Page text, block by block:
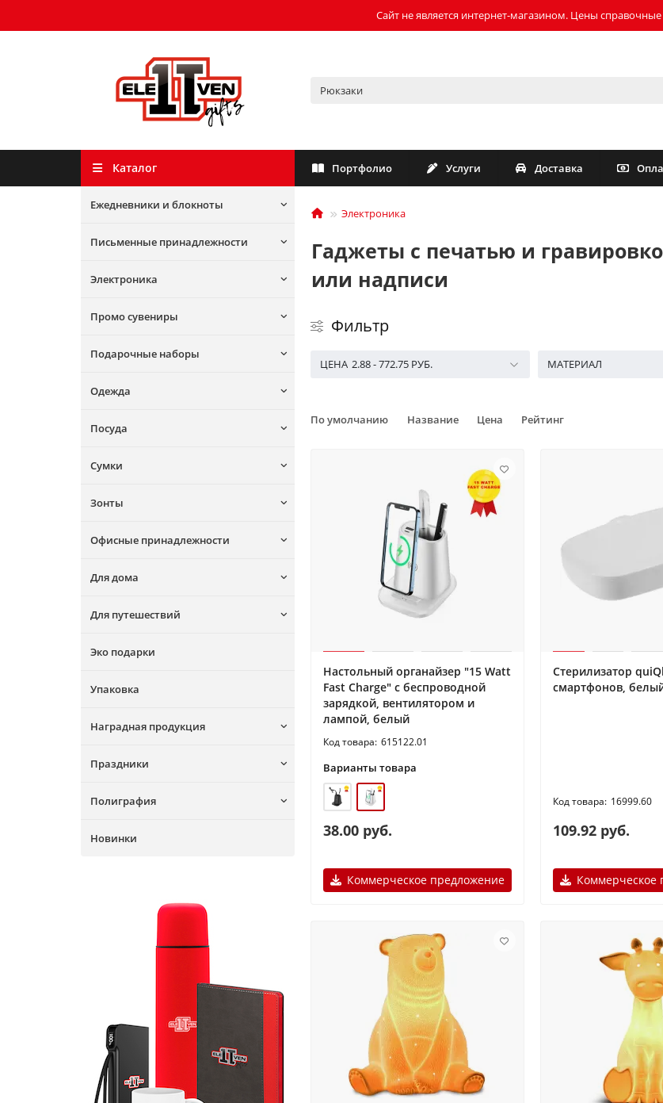
Сайт не является интернет-магазином. Цены справочные
Каталог
Ежедневники и блокноты
Письменные принадлежности
Электроника
Промо сувениры
Подарочные наборы
Одежда
Посуда
Сумки
Зонты
Офисные принадлежности
Для дома
Для путешествий
Эко подарки
Упаковка
Наградная продукция
Праздники
Полиграфия
Новинки
Портфолио Услуги Доставка
Электроника
Гаджеты с печатью и
или надписи
Фильтр
2.88-772.75 РУБ.
ЦЕНА МАТЕРИАЛ
По умолчанию Название Цена Рейтинг
Настольный органайзер "15 Watt
Fast Charge" c беспроводной
зарядкой, вентилятором и
лампой, белый
615122.01
Варианты товара
38.00 руб.
Коммерческое предложение
Стерилизатор
смартфонов,
16999.60
109.92 руб.
Коммерческое